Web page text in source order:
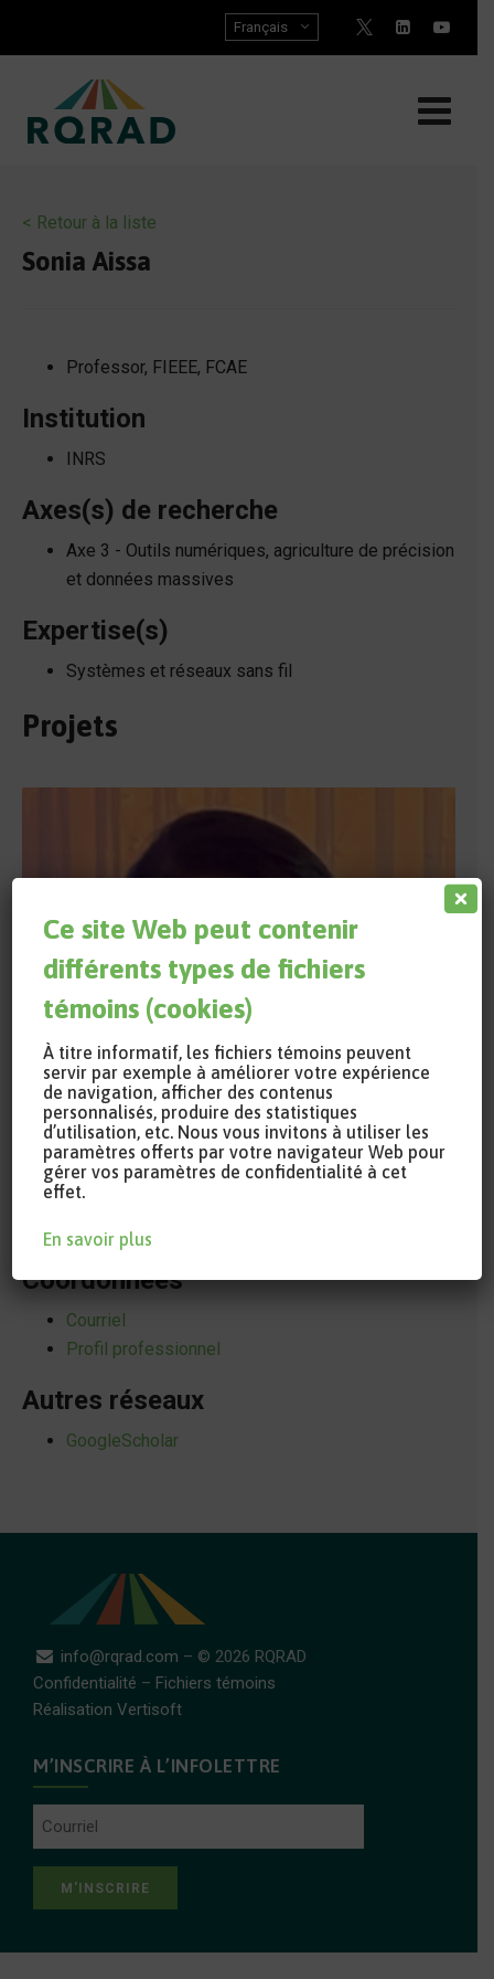
Français
< Retour à la liste
Sonia Aissa
Professor, FIEEE, FCAE
Institution
INRS
Axes(s) de recherche
Axe 3 - Outils numériques, agriculture de précision
et données massives
Expertise(s)
Systèmes et réseaux sans fil
Projets
Coordonnées
Courriel
Profil professionnel
Autres réseaux
GoogleScholar
info@rqrad.com – © 2026 RQRAD
Confidentialité – Fichiers témoins
Réalisation Vertisoft
M’INSCRIRE À L’INFOLETTRE
Courriel
Ce site Web peut contenir
différents types de fichiers
témoins (cookies)
À titre informatif, les fichiers témoins peuvent
servir par exemple à améliorer votre expérience
de navigation, afficher des contenus
personnalisés, produire des statistiques
d’utilisation, etc. Nous vous invitons à utiliser les
paramètres offerts par votre navigateur Web pour
gérer vos paramètres de confidentialité à cet
effet.
En savoir plus